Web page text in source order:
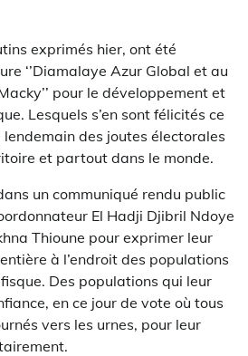
exprimés hier, ont été
‘’Diamalaye Azur Global et au
pour le développement et
Lesquels s’en sont félicités ce
des joutes électorales
et partout dans le monde.
un communiqué rendu public
El Hadji Djibril Ndoye
Thioune pour exprimer leur
à l’endroit des populations
Des populations qui leur
en ce jour de vote où tous
vers les urnes, pour leur